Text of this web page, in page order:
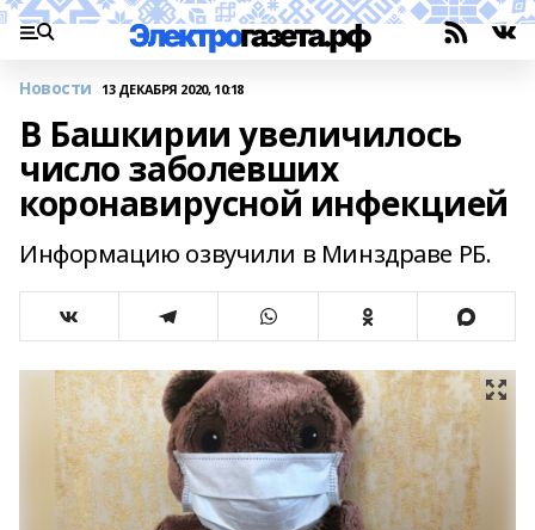
Новости 13 ДЕКАБРЯ 2020, 10:18
В Башкирии увеличилось
число заболевших
коронавирусной инфекцией
Информацию озвучили в Минздраве РБ.